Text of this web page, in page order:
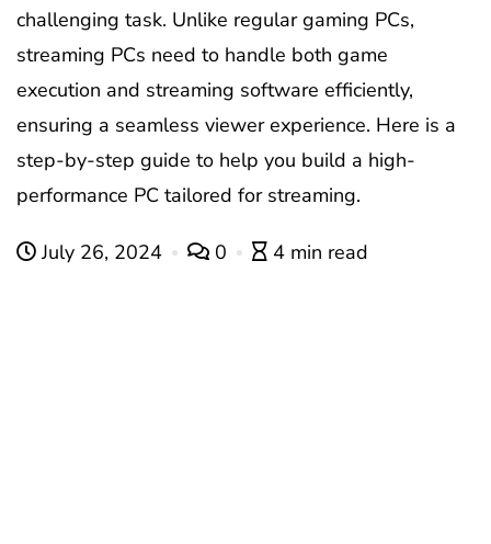
challenging task. Unlike regular gaming PCs,
streaming PCs need to handle both game
execution and streaming software efficiently,
ensuring a seamless viewer experience. Here is a
step-by-step guide to help you build a high-
performance PC tailored for streaming.
July 26, 2024 0 4 min read